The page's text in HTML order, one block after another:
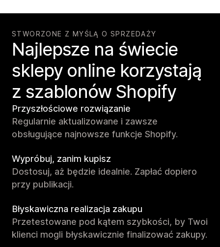
STWORZONE Z MYŚLĄ O SPRZEDAŻY
Najlepsze na świecie
sklepy online korzystają
z szablonów Shopify
Przyszłościowe rozwiązanie
Regularnie aktualizowane i zawsze
obsługujące najnowsze funkcje Shopify.
Wypróbuj, zanim kupisz
Dostosuj, aż będzie idealnie. Zapłać dopiero
przy publikacji.
Błyskawiczna realizacja zakupu
Przetestowane pod kątem szybkości, by Twoi
klienci mogli błyskawicznie finalizować zakupy.